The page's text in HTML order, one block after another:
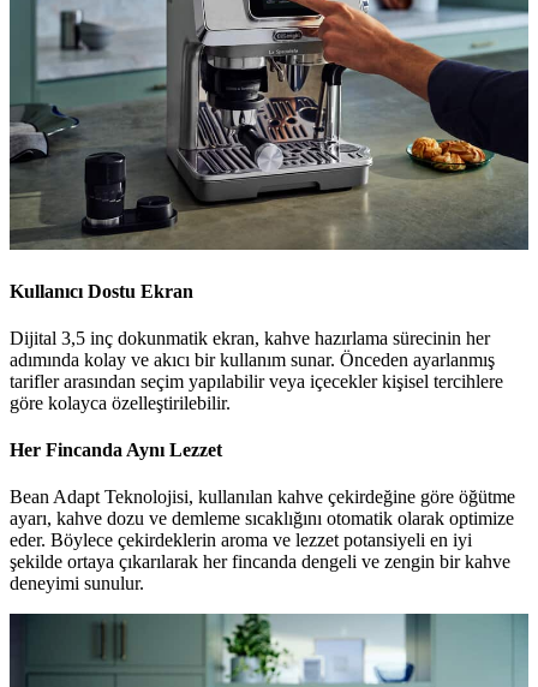
Kullanıcı Dostu Ekran
Dijital 3,5 inç dokunmatik ekran, kahve hazırlama sürecinin her
adımında kolay ve akıcı bir kullanım sunar. Önceden ayarlanmış
tarifler arasından seçim yapılabilir veya içecekler kişisel tercihlere
göre kolayca özelleştirilebilir.
Her Fincanda Aynı Lezzet
Bean Adapt Teknolojisi, kullanılan kahve çekirdeğine göre öğütme
ayarı, kahve dozu ve demleme sıcaklığını otomatik olarak optimize
eder. Böylece çekirdeklerin aroma ve lezzet potansiyeli en iyi
şekilde ortaya çıkarılarak her fincanda dengeli ve zengin bir kahve
deneyimi sunulur.